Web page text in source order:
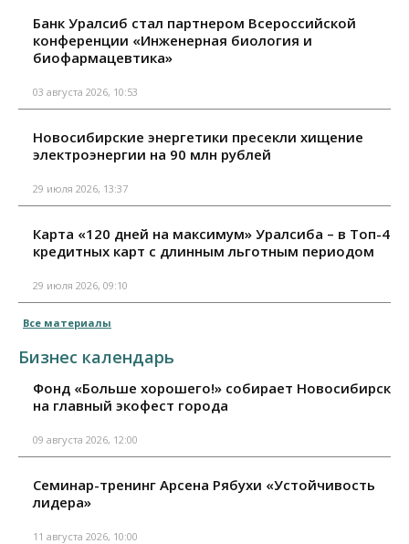
Банк Уралсиб стал партнером Всероссийской
конференции «Инженерная биология и
биофармацевтика»
03 августа 2026, 10:53
Новосибирские энергетики пресекли хищение
электроэнергии на 90 млн рублей
29 июля 2026, 13:37
Карта «120 дней на максимум» Уралсиба – в Топ-4
кредитных карт с длинным льготным периодом
29 июля 2026, 09:10
Все материалы
Бизнес календарь
Фонд «Больше хорошего!» собирает Новосибирск
на главный экофест города
09 августа 2026, 12:00
Семинар-тренинг Арсена Рябухи «Устойчивость
лидера»
11 августа 2026, 10:00